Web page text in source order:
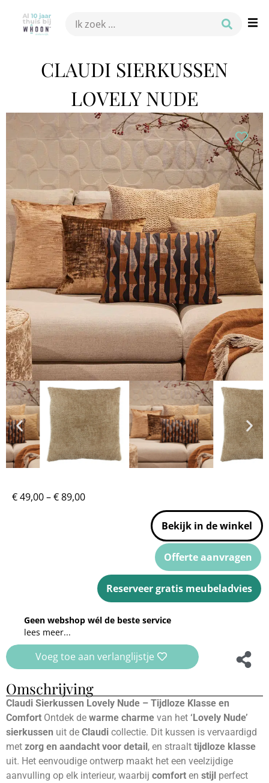
CLAUDI SIERKUSSEN
LOVELY NUDE
€49,00–€89,00
Bekijk in de winkel
Offerte aanvragen
Reserveer gratis meubeladvies
Geen webshop wél de beste service
lees meer...
Voeg toe aan verlanglijstje
Omschrijving
Claudi Sierkussen Lovely Nude – Tijdloze Klasse en
Comfort Ontdek de warme charme van het ‘Lovely Nude’
sierkussen uit de Claudi collectie. Dit kussen is vervaardigd
met zorg en aandacht voor detail, en straalt tijdloze klasse
uit. Het eenvoudige ontwerp maakt het een veelzijdige
aanvulling op elk interieur, waarbij comfort en stijl perfect